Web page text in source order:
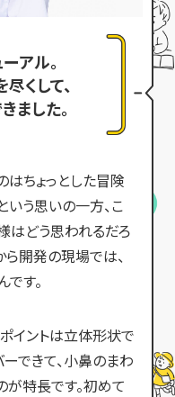
アル。
くして、
ました。
はちょっとした冒険
いう思いの一方、こ
はどう思われるだろ
ら開発の現場では、
す。
イントは立体形状で
できて、小鼻のまわ
が特長です。初めて